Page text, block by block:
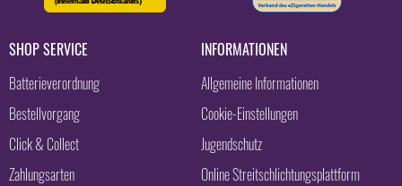
SHOP SERVICE
Batterieverordnung
Bestellvorgang
Click & Collect
Zahlungsarten
INFORMATIONEN
Allgemeine Informationen
Cookie-Einstellungen
Jugendschutz
Online Streitschlichtungsplattform